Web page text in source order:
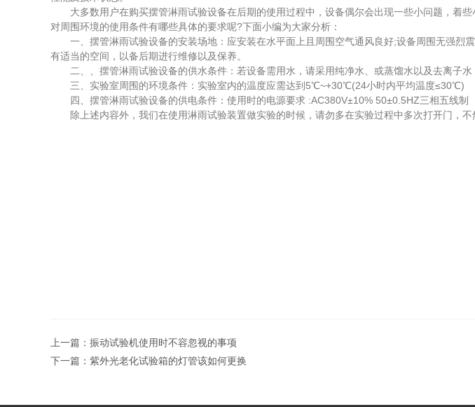
大多数用户在购买摆管淋雨试验设备在后期的使用过程中，设备偶尔会出现一些小问题，着
对周围环境的使用条件有哪些具体的要求呢?下面小编为大家分析：
一、摆管淋雨试验设备的安装场地：应安装在水平面上且周围空气通风良好;设备周围无强烈
有适当的空间，以备后期进行维修以及保养。
二、、摆管淋雨试验设备的供水条件：若设备需用水，请采用纯净水、或蒸馏水以及去离子水
三、实验室周围的环境条件：实验室内的温度应需达到5℃~+30℃(24小时内平均温度≤30℃)
四、摆管淋雨试验设备的供电条件：使用时的电源要求 :AC380V±10% 50±0.5HZ三相五线制
除上述内容外，我们在使用淋雨试验装置做实验的时候，请勿多在实验过程中多次打开门，不
上一篇： 振动试验机使用时不容忽视的事项
下一篇： 紫外光老化试验箱的灯管该如何更换